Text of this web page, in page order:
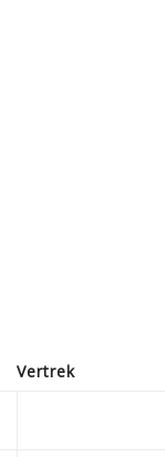
Vertrek